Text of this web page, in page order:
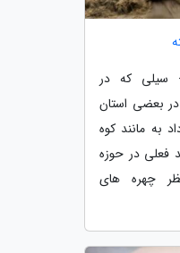
- سیلی که در
نخستین روزهای سال 98 در بعضی استان
به مانند کوه
فعلی در حوزه
چهره های